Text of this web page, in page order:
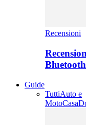
Recensioni
Bluetooth
Guide
TuttiAuto e
MotoCasa